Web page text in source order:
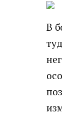
В